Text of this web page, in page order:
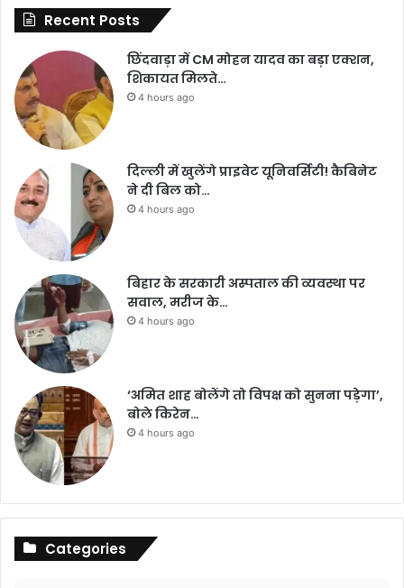
Recent Posts
छिंदवाड़ा में CM मोहन यादव का बड़ा एक्शन,
शिकायत मिलते…
4 hours ago
दिल्ली में खुलेंगे प्राइवेट यूनिवर्सिटी! कैबिनेट
ने दी बिल को…
4 hours ago
बिहार के सरकारी अस्पताल की व्यवस्था पर
सवाल, मरीज के…
4 hours ago
‘अमित शाह बोलेंगे तो विपक्ष को सुनना पड़ेगा’,
बोले किरेन…
4 hours ago
Categories